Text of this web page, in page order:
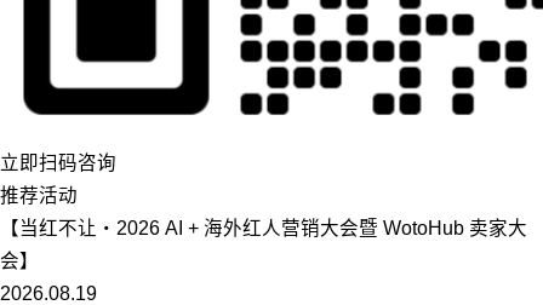
立即扫码咨询
推荐活动
【当红不让・2026 AI + 海外红人营销大会暨 WotoHub 卖家大
会】
2026.08.19